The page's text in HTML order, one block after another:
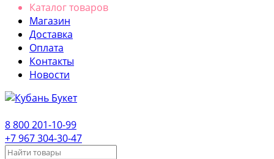
Каталог товаров
Магазин
Доставка
Оплата
Контакты
Новости
8 800 201-10-99
+7 967 304-30-47